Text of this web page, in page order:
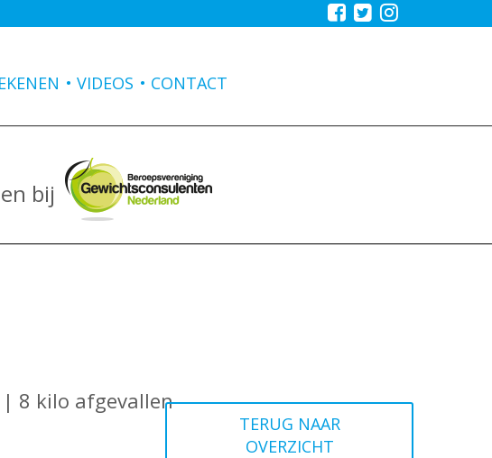
VIDEOS CONTACT
bij
8 kilo afgevallen
TERUG NAAR
OVERZICHT